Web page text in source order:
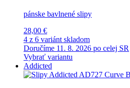
pánske bavlnené slipy
28,00 €
4 z 6 variánt skladom
Doručíme 11. 8. 2026 po celej SR
Vybrať variantu
Addicted